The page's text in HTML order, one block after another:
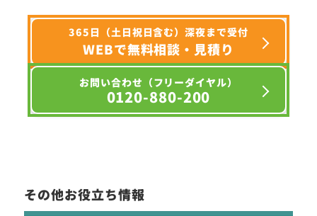
365日（土日祝日含む）深夜まで受付
WEBで無料相談・見積り
お問い合わせ（フリーダイヤル）
0120-880-200
その他お役立ち情報